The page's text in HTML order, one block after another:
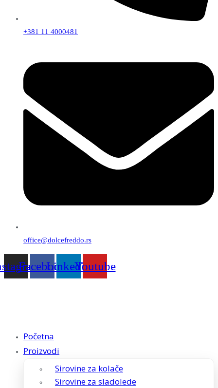
+381 11 4000481
office@dolcefreddo.rs
FacebookLinkedinYoutube
Početna
Proizvodi
Sirovine za kolače
Sirovine za sladolede